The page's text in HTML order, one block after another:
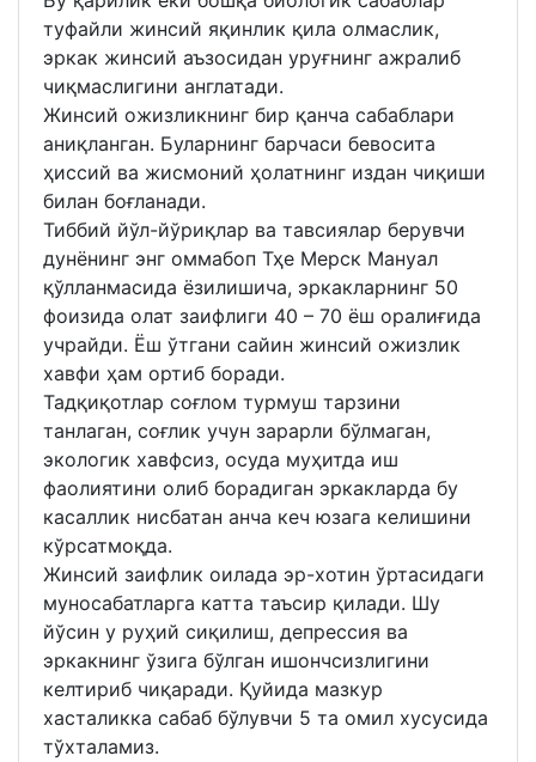
туфайли жинсий яқинлик қила олмаслик,
эркак жинсий аъзосидан уруғнинг ажралиб
чиқмаслигини англатади.
Жинсий ожизликнинг бир қанча сабаблари
аниқланган. Буларнинг барчаси бевосита
ҳиссий ва жисмоний ҳолатнинг издан чиқиши
билан боғланади.
Тиббий йўл-йўриқлар ва тавсиялар берувчи
дунёнинг энг оммабоп Тҳе Мерcк Мануал
қўлланмасида ёзилишича, эркакларнинг 50
фоизида олат заифлиги 40 – 70 ёш оралиғида
учрайди. Ёш ўтгани сайин жинсий ожизлик
хавфи ҳам ортиб боради.
Тадқиқотлар соғлом турмуш тарзини
танлаган, соғлик учун зарарли бўлмаган,
экологик хавфсиз, осуда муҳитда иш
фаолиятини олиб борадиган эркакларда бу
касаллик нисбатан анча кеч юзага келишини
кўрсатмоқда.
Жинсий заифлик оилада эр-хотин ўртасидаги
муносабатларга катта таъсир қилади. Шу
йўсин у руҳий сиқилиш, депрессия ва
эркакнинг ўзига бўлган ишончсизлигини
келтириб чиқаради. Қуйида мазкур
хасталикка сабаб бўлувчи 5 та омил хусусида
тўхталамиз.